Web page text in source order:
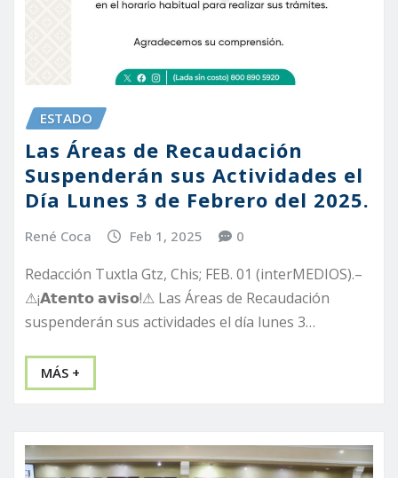
ESTADO
Las Áreas de Recaudación
Suspenderán sus Actividades el
Día Lunes 3 de Febrero del 2025.
René Coca Feb 1, 2025 0
Redacción Tuxtla Gtz, Chis; FEB. 01 (interMEDIOS).–
⚠¡𝗔𝘁𝗲𝗻𝘁𝗼 𝗮𝘃𝗶𝘀𝗼!⚠ Las Áreas de Recaudación
suspenderán sus actividades el día lunes 3…
MÁS +